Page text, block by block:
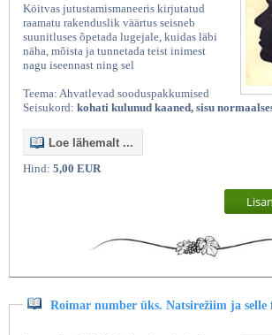
Köitvas jutustamismaneeris kirjutatud
raamatu rakenduslik väärtus seisneb
suunitluses õpetada lugejale, kuidas läbi
näha, mõista ja tunnetada teist inimest
nagu iseennast ning sel
Teema: Ahvatlevad sooduspakkumised
Seisukord: kohati kulunud kaaned, sisu
Loe lähemalt ...
Hind: 5,00 EUR
Roimar number üks. Natsirežiim ja selle